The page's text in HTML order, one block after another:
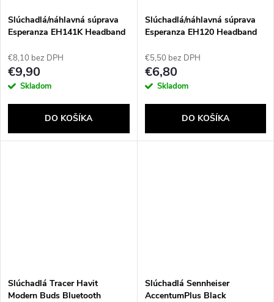
Slúchadlá/náhlavná súprava
Esperanza EH141K Headband
€8,10 bez DPH
€9,90
Skladom
DO KOŠÍKA
Slúchadlá/náhlavná súprava
Esperanza EH120 Headband
€5,50 bez DPH
€6,80
Skladom
DO KOŠÍKA
Slúchadlá Tracer Havit
Modern Buds Bluetooth
Slúchadlá Sennheiser
AccentumPlus Black